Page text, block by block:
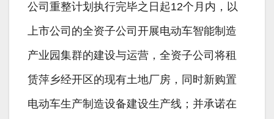
公司重整计划执行完毕之日起12个月内，以
上市公司的全资子公司开展电动车智能制造
产业园集群的建设与运营，全资子公司将租
赁萍乡经开区的现有土地厂房，同时新购置
电动车生产制造设备建设生产线；并承诺在